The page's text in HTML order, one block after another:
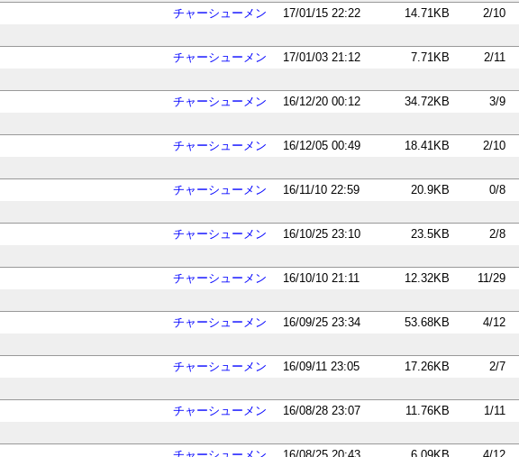
チャーシューメン 17/01/15 22:22 14.71KB 2/10
チャーシューメン 17/01/03 21:12 7.71KB 2/11
チャーシューメン 16/12/20 00:12 34.72KB 3/9
チャーシューメン 16/12/05 00:49 18.41KB 2/10
チャーシューメン 16/11/10 22:59 20.9KB 0/8
チャーシューメン 16/10/25 23:10 23.5KB 2/8
チャーシューメン 16/10/10 21:11 12.32KB 11/29
チャーシューメン 16/09/25 23:34 53.68KB 4/12
チャーシューメン 16/09/11 23:05 17.26KB 2/7
チャーシューメン 16/08/28 23:07 11.76KB 1/11